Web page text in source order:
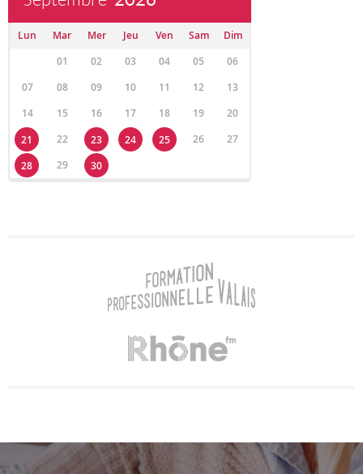
Lun Mar Mer Jeu Ven Sam
Dim
01
02 03 04 05
06
07
08 09 10 11 12
13
14
15 16 17 18 19
20
21
22 23 24 25 26
27
28
29 30